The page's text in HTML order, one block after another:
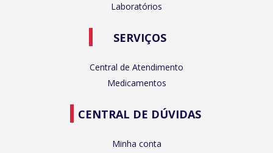
Laboratórios
SERVIÇOS
Central de Atendimento
Medicamentos
CENTRAL DE DÚVIDAS
Minha conta